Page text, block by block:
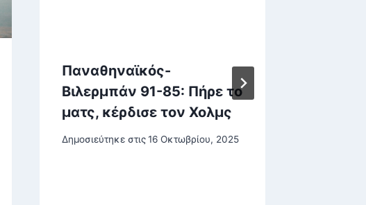
Παναθηναϊκός-
Βιλερμπάν 91-85: Πήρε το
ματς, κέρδισε τον Χολμς
Δημοσιεύτηκε στις 16 Οκτωβρίου, 2025